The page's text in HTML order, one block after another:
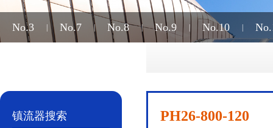
No.3 No.7 No.8 | No.9 No.10
镇流器搜索 PH26-800-120